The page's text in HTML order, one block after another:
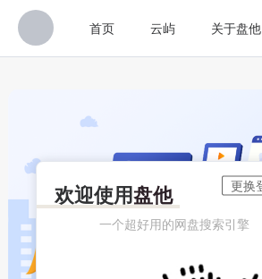
首页 云屿 关于盘他
欢迎使用盘他
一个超好用的网盘搜索引擎